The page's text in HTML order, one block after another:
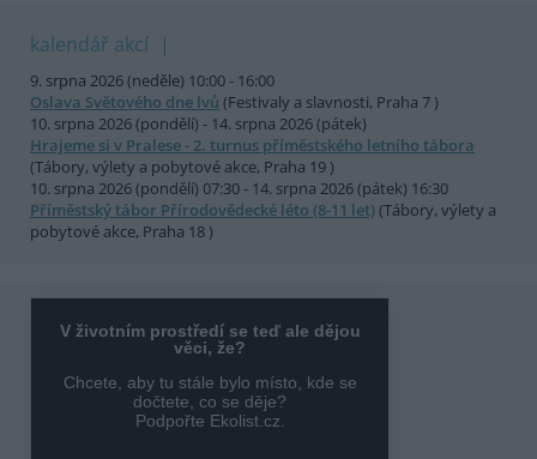
kalendář akcí
9. srpna 2026 (neděle) 10:00 - 16:00
Oslava Světového dne lvů (Festivaly a slavnosti, Praha 7 )
10. srpna 2026 (pondělí) - 14. srpna 2026 (pátek)
Hrajeme si v Pralese - 2. turnus příměstského letního tábora
(Tábory, výlety a pobytové akce, Praha 19 )
10. srpna 2026 (pondělí) 07:30 - 14. srpna 2026 (pátek) 16:30
Příměstský tábor Přírodovědecké léto (8-11 let)(Tábory, výlety a
pobytové akce, Praha 18 )